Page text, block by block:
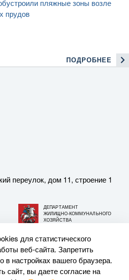
пляжные зоны возле
прудов
ПОДРОБНЕЕ
переулок, дом 11, строение 1
ДЕПАРТАМЕНТ
ЖИЛИЩНО-КОММУНАЛЬНОГО
ХОЗЯЙСТВА
использовании материалов
для статистического
веб-сайта. Запретить
в настройках вашего браузера.
сайт, вы даете согласие на